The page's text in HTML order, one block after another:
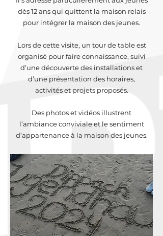
dès 12 ans qui quittent la maison relais
pour intégrer la maison des jeunes.
Lors de cette visite, un tour de table est
organisé pour faire connaissance, suivi
d’une découverte des installations et
d’une présentation des horaires,
activités et projets proposés.
Des photos et vidéos illustrent
l’ambiance conviviale et le sentiment
d’appartenance à la maison des jeunes.